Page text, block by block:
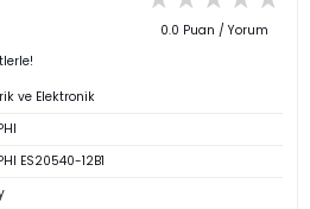
0.0 Puan / Yorum
ve Elektronik
ES20540-12B1